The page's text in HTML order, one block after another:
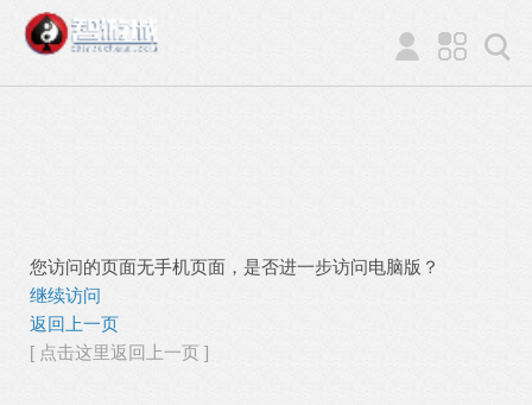
您访问的页面无手机页面，是否进一步访问电脑版？
继续访问
返回上一页
[ 点击这里返回上一页 ]